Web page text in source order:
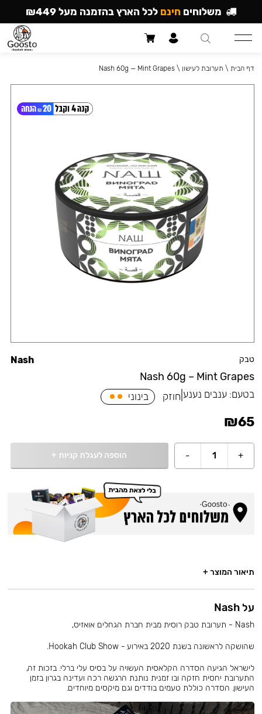
טבק
Nash 60g – Mint Grapes
Nash
בטעם:ענבים נענע חוזק בינוני
₪65
+
1
- הוספה לעגלת קניות +
דף הבית \ תערובת לעישון \
Nash 60g — Mint Grapes
תיאור המוצר +
על Nash
Nash - תערובת טבק רוסית מבית חברת הגחלים אואזיס,
שהושקה לראשונה בשנת 2020 באירוע - Hookah Club Show.
לישראל הגיעה הסדרה הקלאסית העשויה על בסיס עלי ברלי. בזכות זה,
התערובת יחסית חזקה ובו זמנית נותנת הרגשה רכה ועדינה בגרון בזמן
העישון. הסדרה כוללת טעמים בודדים וגם מיקסים מיוחדים.
משלוחים חינם לכל הארץ בהזמנה מעל ₪449